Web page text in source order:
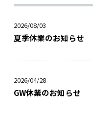
2026/08/03
夏季休業のお知らせ
2026/04/28
GW休業のお知らせ